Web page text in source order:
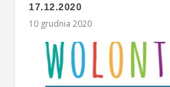
17.12.2020
10 grudnia 2020